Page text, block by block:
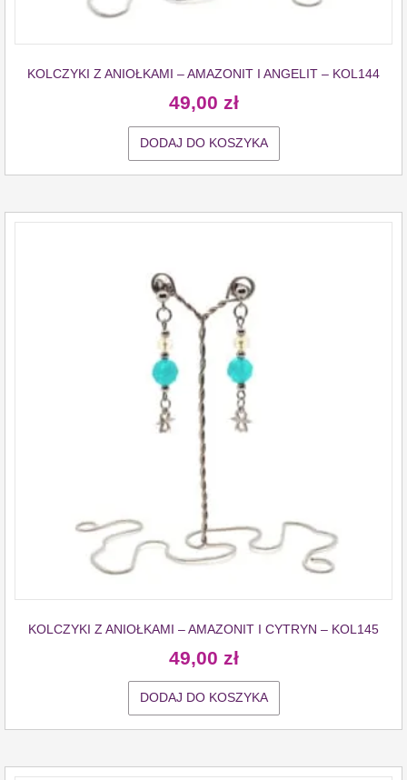
KOLCZYKI Z ANIOŁKAMI – AMAZONIT I ANGELIT – KOL144
49,00 zł
DODAJ DO KOSZYKA
KOLCZYKI Z ANIOŁKAMI – AMAZONIT I CYTRYN – KOL145
49,00 zł
DODAJ DO KOSZYKA